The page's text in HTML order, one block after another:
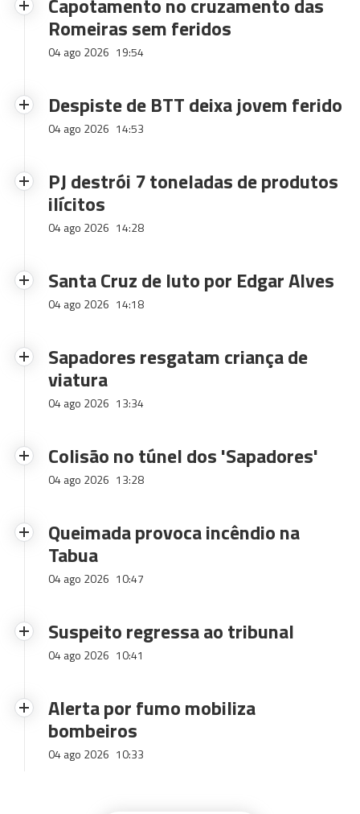
Romeiras sem feridos
04 ago 2026 19:54
Despiste de BTT deixa jovem ferido
04 ago 2026 14:53
PJ destrói 7 toneladas de produtos
ilícitos
04 ago 2026 14:28
Santa Cruz de luto por Edgar Alves
04 ago 2026 14:18
Sapadores resgatam criança de
viatura
04 ago 2026 13:34
Colisão no túnel dos 'Sapadores'
04 ago 2026 13:28
Queimada provoca incêndio na
Tabua
04 ago 2026 10:47
Suspeito regressa ao tribunal
04 ago 2026 10:41
Alerta por fumo mobiliza
bombeiros
04 ago 2026 10:33